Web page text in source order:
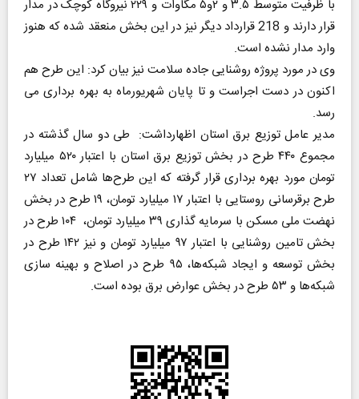
با ظرفیت متوسط ۳.۵ و ۲و۵ مگاوات و ۲۲۹ نیروگاه کوچک در مدار
قرار دارند و 218 قرارداد دیگر نیز در این بخش منعقد شده که هنوز
وارد مدار نشده است.
وی در مورد پروژه روشنایی جاده سلامت نیز بیان کرد: این طرح هم
اکنون در دست اجراست و تا پایان شهریورماه به بهره برداری می
رسد.
مدیر عامل توزیع برق استان اظهارداشت: طی دو سال گذشته در
مجموع ۴۴۰ طرح در بخش توزیع برق استان با اعتبار ۵۲۰ میلیارد
تومان مورد بهره برداری قرار گرفته که این طرح‌ها شامل تعداد ۲۷
طرح برقرسانی روستایی با اعتبار ۱۷ میلیارد تومان، ۱۹ طرح در بخش
نهضت ملی مسکن با سرمایه گذاری ۳۹ میلیارد تومان، ۱۰۴ طرح در
بخش تامین روشنایی با اعتبار ۹۷ میلیارد تومان و نیز ۱۴۲ طرح در
بخش توسعه و ایجاد شبکه‌ها، ۹۵ طرح در اصلاح و بهینه سازی
شبکه‌ها و ۵۳ طرح در بخش عوارض برق بوده است.